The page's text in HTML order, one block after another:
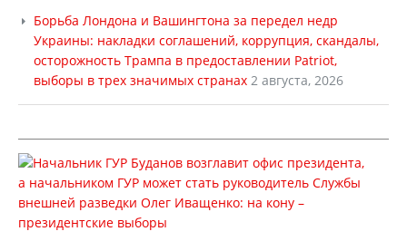
Борьба Лондона и Вашингтона за передел недр
Украины: накладки соглашений, коррупция, скандалы,
осторожность Трампа в предоставлении Patriot,
выборы в трех значимых странах 2 августа, 2026